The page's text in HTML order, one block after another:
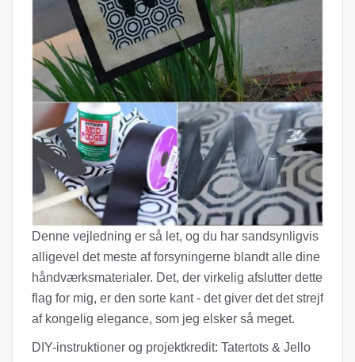
Denne vejledning er så let, og du har sandsynligvis
alligevel det meste af forsyningerne blandt alle dine
håndværksmaterialer. Det, der virkelig afslutter dette
flag for mig, er den sorte kant - det giver det det strejf
af kongelig elegance, som jeg elsker så meget.
DIY-instruktioner og projektkredit: Tatertots & Jello